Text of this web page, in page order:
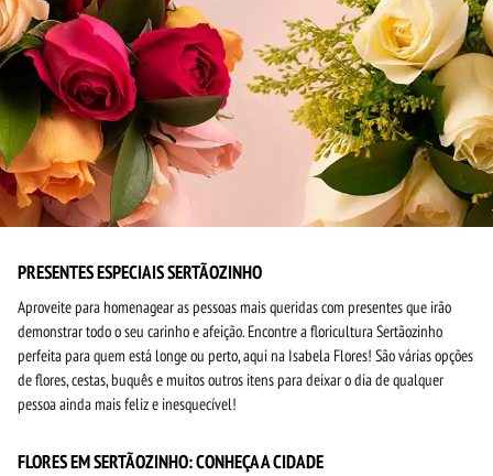
PRESENTES ESPECIAIS SERTÃOZINHO
Aproveite para homenagear as pessoas mais queridas com presentes que irão
demonstrar todo o seu carinho e afeição. Encontre a floricultura Sertãozinho
perfeita para quem está longe ou perto, aqui na Isabela Flores! São várias opções
de flores, cestas, buquês e muitos outros itens para deixar o dia de qualquer
pessoa ainda mais feliz e inesquecível!
FLORES EM SERTÃOZINHO: CONHEÇA A CIDADE